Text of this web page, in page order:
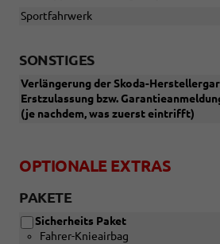
Sportfahrwerk
SONSTIGES
Verlängerung der Skoda-
Erstzulassung bzw.
(je nachdem, was zuerst eintrifft)
OPTIONALE EXTRAS
PAKETE
Sicherheits Paket
Fahrer-Knieairbag